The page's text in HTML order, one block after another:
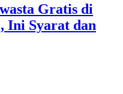
Gratis di
Ini Syarat dan